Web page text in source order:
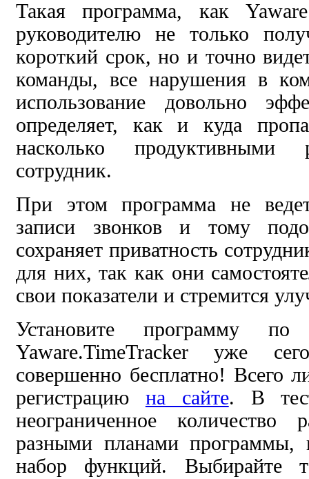
Такая программа, как
руководителю не только
короткий срок, но и точно
команды, все нарушения в
использование довольно
определяет, как и куда
насколько продуктивными
сотрудник.
При этом программа не
записи звонков и тому
сохраняет приватность
для них, так как они
свои показатели и стремится
Установите программу по
Yaware.TimeTracker уже
совершенно бесплатно! Всего
регистрацию на сайте. В
неограниченное количество
разными планами программы,
набор функций. Выбирайте